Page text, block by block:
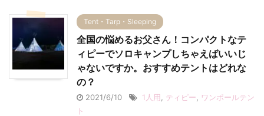
Tent・Tarp・Sleeping
全国の悩めるお父さん！コンパクトなテ
ィピーでソロキャンプしちゃえばいいじ
ゃないですか。おすすめテントはどれな
の？
2021/6/10 1人用 ティピー
ワンポールテン
ト